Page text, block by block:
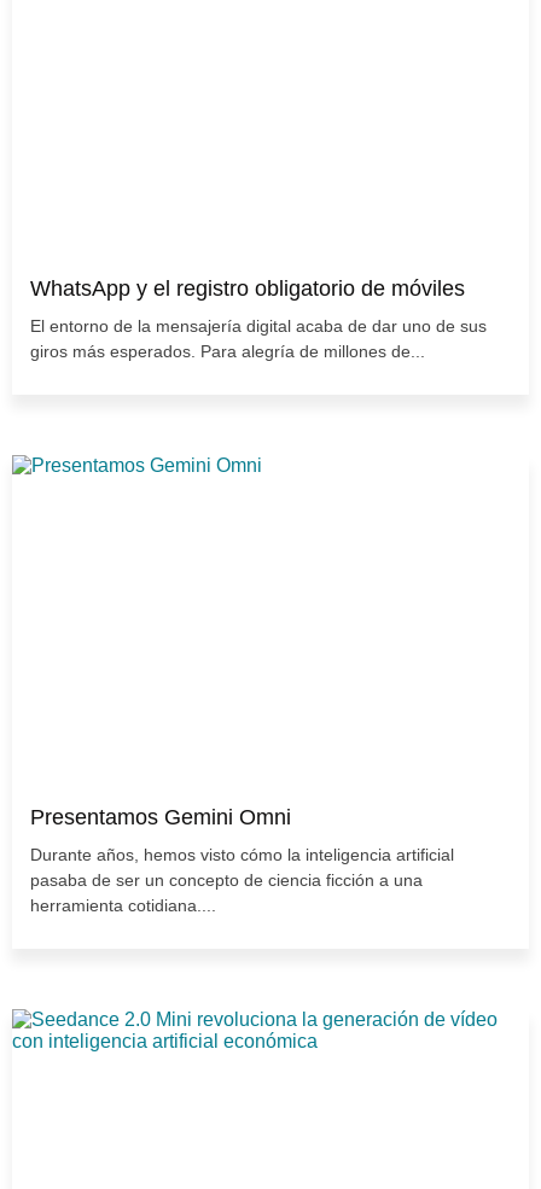
WhatsApp y el registro obligatorio de móviles
El entorno de la mensajería digital acaba de dar uno de sus
giros más esperados. Para alegría de millones de...
Presentamos Gemini Omni
Durante años, hemos visto cómo la inteligencia artificial
pasaba de ser un concepto de ciencia ficción a una
herramienta cotidiana....